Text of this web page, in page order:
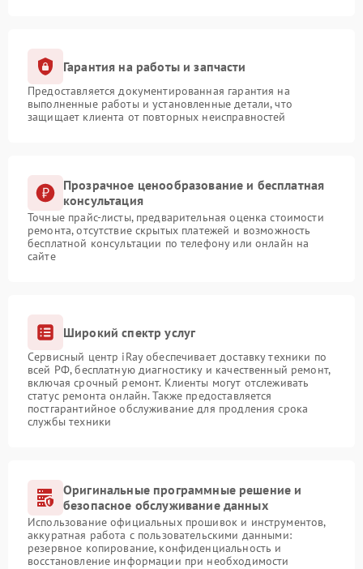
Гарантия на работы и запчасти
Предоставляется документированная гарантия на
выполненные работы и установленные детали, что
защищает клиента от повторных неисправностей
Прозрачное ценообразование и бесплатная
консультация
Точные прайс-листы, предварительная оценка стоимости
ремонта, отсутствие скрытых платежей и возможность
бесплатной консультации по телефону или онлайн на
сайте
Широкий спектр услуг
Сервисный центр iRay обеспечивает доставку техники по
всей РФ, бесплатную диагностику и качественный ремонт,
включая срочный ремонт. Клиенты могут отслеживать
статус ремонта онлайн. Также предоставляется
постгарантийное обслуживание для продления срока
службы техники
Оригинальные программные решение и
безопасное обслуживание данных
Использование официальных прошивок и инструментов,
аккуратная работа с пользовательскими данными:
резервное копирование, конфиденциальность и
восстановление информации при необходимости